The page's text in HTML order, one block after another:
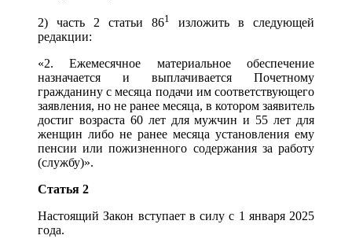
2) часть 2 статьи 861
изложить в следующей
редакции:
«2. Ежемесячное материальное обеспечение
назначается и выплачивается Почетному
гражданину с месяца подачи им соответствующего
заявления, но не ранее месяца, в котором заявитель
достиг возраста 60 лет для мужчин и 55 лет для
женщин либо не ранее месяца установления ему
пенсии или пожизненного содержания за работу
(службу)».
Статья 2
Настоящий Закон вступает в силу с 1 января 2025
года.